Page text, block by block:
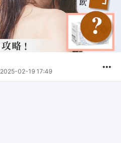
2025-02-19 17:49